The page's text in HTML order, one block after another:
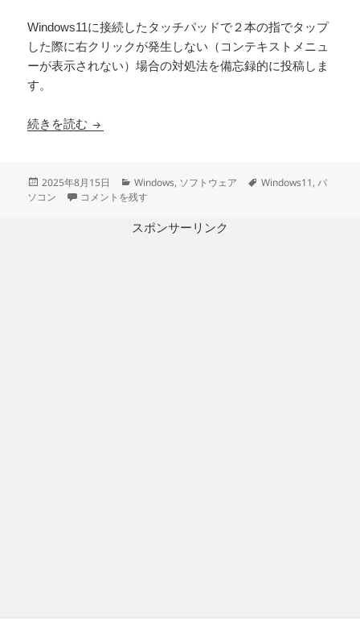
Windows11に接続したタッチパッドで２本の指でタップ
した際に右クリックが発生しない（コンテキストメニュ
ーが表示されない）場合の対処法を備忘録的に投稿しま
す。
続きを読む Windows11でタッチパッドの［２本の指でタッ
投
稿
2025年8月15日
カ
テ
リ
Windows, ソフトウェア
タ
Windows11,パ
ソコン
Windows11でタッチパッドの［２本の指でタップして右クリッ
コメントを残す
スポンサーリンク